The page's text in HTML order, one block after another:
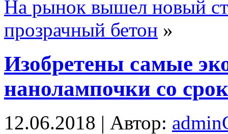
На рынок вышел новый
прозрачный бетон »
Изобретены самые
нанолампочки со
12.06.2018 | Автор: